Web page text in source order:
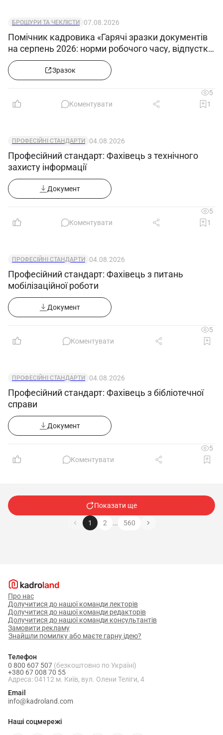
БРОШУРИ ТА ЧЕКЛІСТИ 07.08.2026
Помічник кадровика «Гарячі зразки документів
на серпень 2026: норми робочого часу, відпустки,
військовий облік, кадрові форми»
Зразок
5
Коментувати
1
ПРОФЕСІЙНІ СТАНДАРТИ 04.08.2026
Професійний стандарт: Фахівець з технічного
захисту інформації
Документ
5
Коментувати
1
ПРОФЕСІЙНІ СТАНДАРТИ 04.08.2026
Професійний стандарт: Фахівець з питань
мобілізаційної роботи
Документ
5
Коментувати
ПРОФЕСІЙНІ СТАНДАРТИ 04.08.2026
Професійний стандарт: Фахівець з бібліотечної
справи
Документ
5
Коментувати
Показати ще
1 2 … 560
Про нас
Долучитися до нашої команди лекторів
Долучитися до нашої команди редакторів
Долучитися до нашої команди консультантів
Замовити рекламу
Знайшли помилку або маєте гарну ідею?
Телефон
0 800 607 507 (безкоштовно по Україні)
+380 67 008 70 55
Адреса: 04112 м. Київ, вул. Олени Теліги, 4
Email
info@kadroland.com
Наші соцмережі